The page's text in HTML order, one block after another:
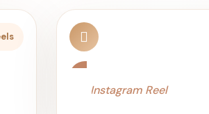
Instagram Reel